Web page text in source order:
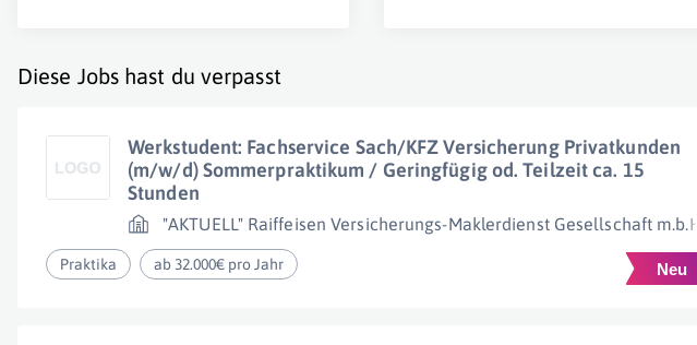
Diese Jobs hast du verpasst
Werkstudent: Fachservice Sach/KFZ Versicherung Privatkunden
(m/w/d) Sommerpraktikum / Geringfügig od. Teilzeit ca. 15
Stunden
"AKTUELL" Raiffeisen Versicherungs-Maklerdienst Gesellschaft m.b.H.
Praktika ab 32.000€ pro Jahr